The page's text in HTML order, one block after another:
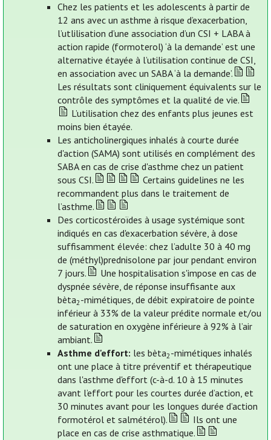
Chez les patients et les adolescents à partir de
12 ans avec un asthme à risque d’exacerbation,
l’utlilisation d’une association d’un CSI + LABA à
action rapide (formoterol) ‘à la demande’ est une
alternative étayée à l’utilisation continue de CSI,
en association avec un SABA ‘à la demande’.
Les résultats sont cliniquement équivalents sur le
contrôle des symptômes et la qualité de vie.
L’utilisation chez des enfants plus jeunes est
moins bien étayée.
Les anticholinergiques inhalés à courte durée
d'action (SAMA) sont utilisés en complément des
SABA en cas de crise d'asthme chez un patient
sous CSI.
Certains guidelines ne les
recommandent plus dans le traitement de
l’asthme.
Des corticostéroïdes à usage systémique sont
indiqués en cas d'exacerbation sévère, à dose
suffisamment élevée: chez l’adulte 30 à 40 mg
de (méthyl)prednisolone par jour pendant environ
7 jours.
Une hospitalisation s'impose en cas de
dyspnée sévère, de réponse insuffisante aux
bèta2-mimétiques, de débit expiratoire de pointe
inférieur à 33% de la valeur prédite normale et/ou
de saturation en oxygène inférieure à 92% à l’air
ambiant.
Asthme d'effort: les bèta2-mimétiques inhalés
ont une place à titre préventif et thérapeutique
dans l'asthme d'effort (c-à-d. 10 à 15 minutes
avant l’effort pour les courtes durée d’action, et
30 minutes avant pour les longues durée d’action
formotérol et salmétérol).
Ils ont une
place en cas de crise asthmatique.